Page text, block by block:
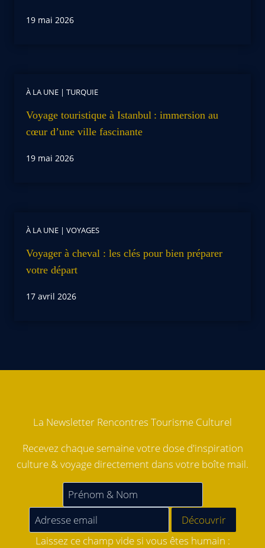
19 mai 2026
À LA UNE | TURQUIE
Voyage touristique à Istanbul : immersion au
cœur d’une ville fascinante
19 mai 2026
À LA UNE | VOYAGES
Voyager à cheval : les clés pour bien préparer
votre départ
17 avril 2026
La Newsletter Rencontres Tourisme Culturel
Recevez chaque semaine votre dose d'inspiration
culture & voyage directement dans votre boîte mail.
Laissez ce champ vide si vous êtes humain :